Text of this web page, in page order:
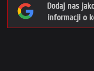
Dodaj nas
informacji o